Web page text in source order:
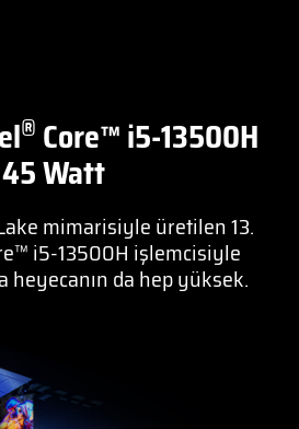
® Core™ i5-13500H
45 Watt
mimarisiyle üretilen 13.
i5-13500H işlemcisiyle
heyecanın da hep yüksek.